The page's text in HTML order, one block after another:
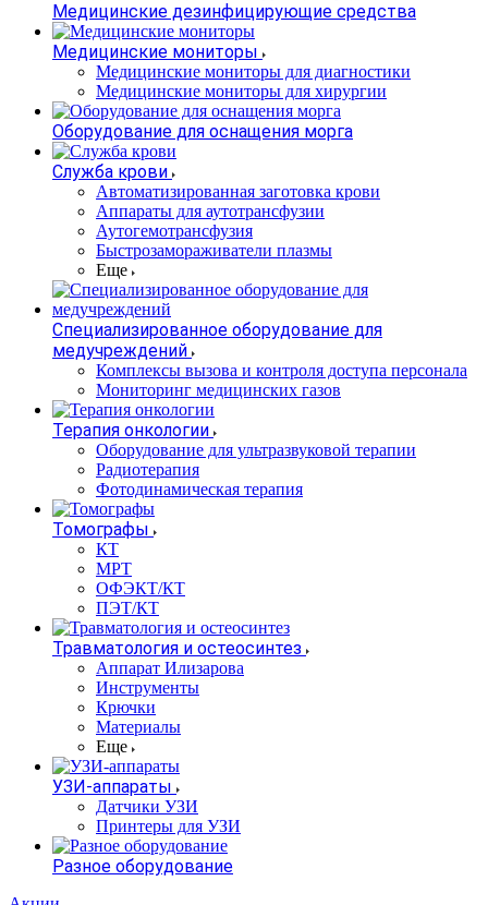
Медицинские дезинфицирующие средства
Медицинские мониторы
Медицинские мониторы для диагностики
Медицинские мониторы для хирургии
Оборудование для оснащения морга
Служба крови
Автоматизированная заготовка крови
Аппараты для аутотрансфузии
Аутогемотрансфузия
Быстрозамораживатели плазмы
Еще
Специализированное оборудование для
медучреждений
Комплексы вызова и контроля доступа персонала
Мониторинг медицинских газов
Терапия онкологии
Оборудование для ультразвуковой терапии
Радиотерапия
Фотодинамическая терапия
Томографы
КТ
МРТ
ОФЭКТ/КТ
ПЭТ/КТ
Травматология и остеосинтез
Аппарат Илизарова
Инструменты
Крючки
Материалы
Еще
УЗИ-аппараты
Датчики УЗИ
Принтеры для УЗИ
Разное оборудование